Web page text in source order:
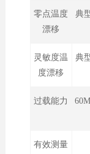
零点温度
漂移
典
灵敏度温
度漂移
典
过载能力
有效测量